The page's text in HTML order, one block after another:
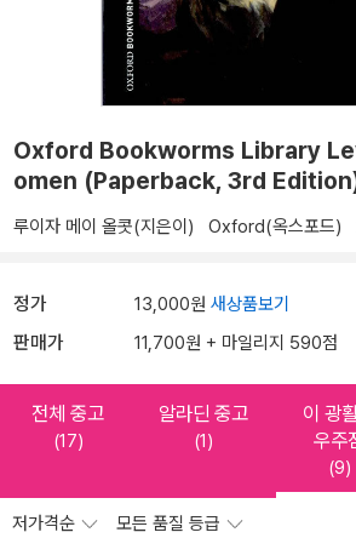
Oxford Bookworms Library
omen (Paperback, 3rd
루이자 메이 올콧(지은이) Oxford(옥스포드)
정가 13,000원 새상품보기
판매가 11,700원 + 마일리지 590점
전체 중고
(17)
알라딘 중고
(1)
이 광
우주
(9)
저가격순 모든 품질 등급